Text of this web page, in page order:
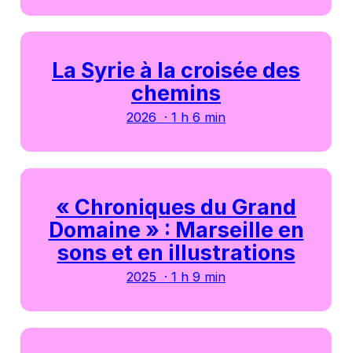
La Syrie à la croisée des
chemins
2026 · 1 h 6 min
« Chroniques du Grand
Domaine » : Marseille en
sons et en illustrations
2025 · 1 h 9 min